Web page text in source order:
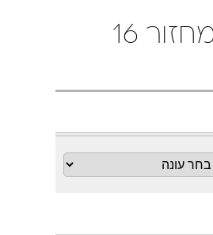
וואלה! ספורט
טבלת ליגה ספרדית 2025/26 מחזור 16